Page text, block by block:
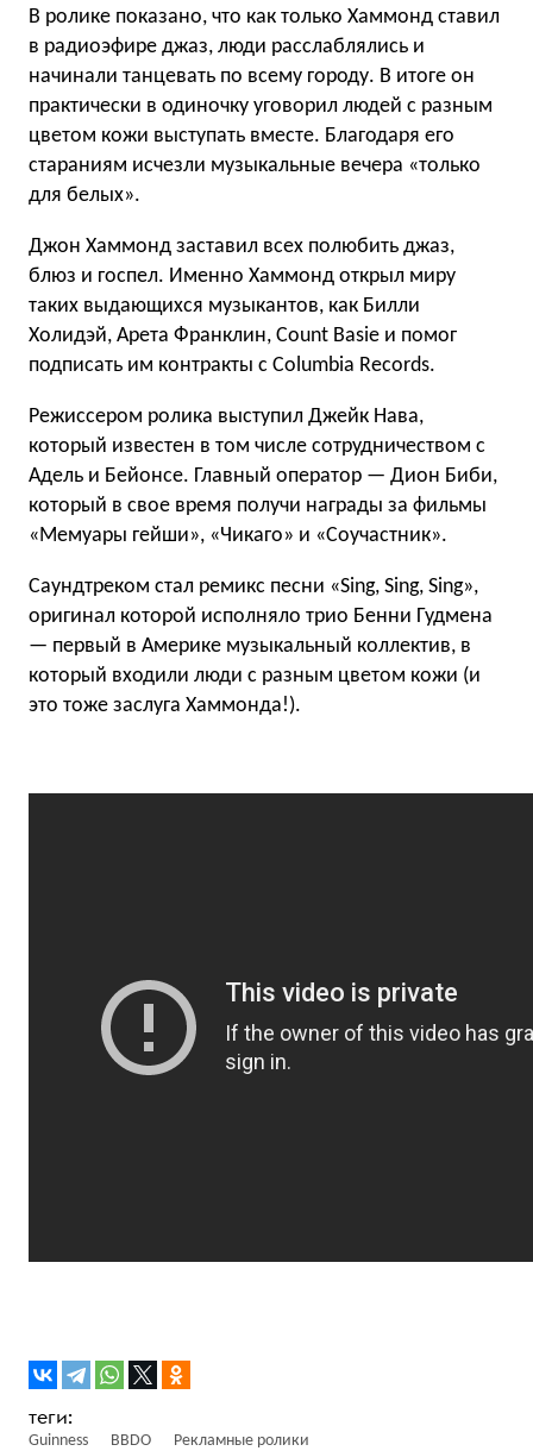
В ролике показано, что как только Хаммонд ставил
в радиоэфире джаз, люди расслаблялись и
начинали танцевать по всему городу. В итоге он
практически в одиночку уговорил людей с разным
цветом кожи выступать вместе. Благодаря его
стараниям исчезли музыкальные вечера «только
для белых».
Джон Хаммонд заставил всех полюбить джаз,
блюз и госпел. Именно Хаммонд открыл миру
таких выдающихся музыкантов, как Билли
Холидэй, Арета Франклин, Count Basie и помог
подписать им контракты с Columbia Records.
Режиссером ролика выступил Джейк Нава,
который известен в том числе сотрудничеством с
Адель и Бейонсе. Главный оператор — Дион Биби,
который в свое время получи награды за фильмы
«Мемуары гейши», «Чикаго» и «Соучастник».
Саундтреком стал ремикс песни «Sing, Sing, Sing»,
оригинал которой исполняло трио Бенни Гудмена
— первый в Америке музыкальный коллектив, в
который входили люди с разным цветом кожи (и
это тоже заслуга Хаммонда!).
Guinness BBDO Рекламные ролики